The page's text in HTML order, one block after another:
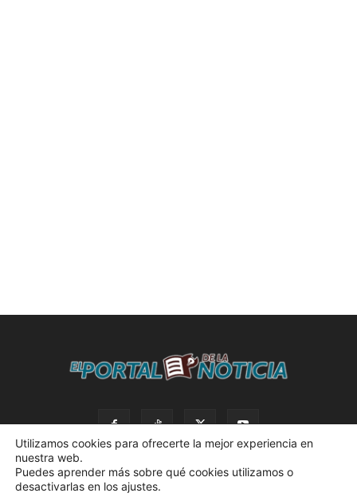
Utilizamos cookies para ofrecerte la mejor experiencia en
nuestra web.
Puedes aprender más sobre qué cookies utilizamos o
desactivarlas en los ajustes.